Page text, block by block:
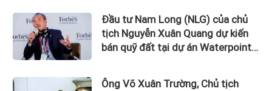
Đầu tư Nam Long (NLG) của chủ
tịch Nguyễn Xuân Quang dự kiến
bán quỹ đất tại dự án Waterpoint,
Ông Võ Xuân Trường, Chủ tịch